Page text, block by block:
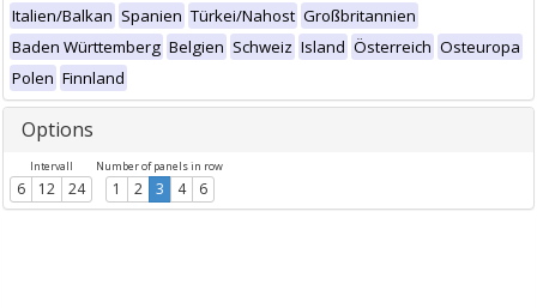
Italien/Balkan Spanien Türkei/Nahost Großbritannien
Baden Württemberg Belgien Schweiz Island Österreich Osteuropa
Polen Finnland
Options
Intervall
6 12 24
Number of panels in row
1 2 3 4 6